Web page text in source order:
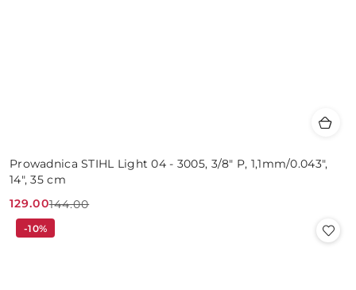
Prowadnica STIHL Light 04 - 3005, 3/8" P, 1,1mm/0.043",
14", 35 cm
Cena
promocyjna:
129.00
Cena
przed
144.00
-10%